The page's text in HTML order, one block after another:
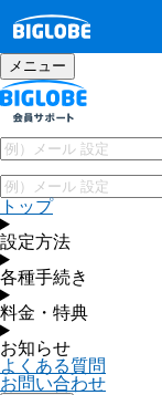
メニュー
トップ
設定方法
各種手続き
料金・特典
お知らせ
よくある質問
お問い合わせ